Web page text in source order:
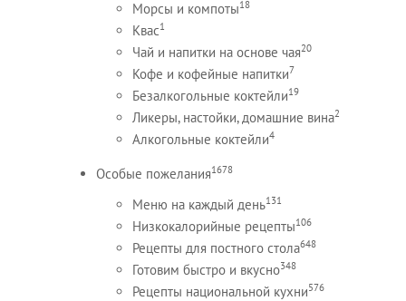
Морсы и компоты18
Квас1
Чай и напитки на основе чая20
Кофе и кофейные напитки7
Безалкогольные коктейли19
Ликеры, настойки, домашние вина2
Алкогольные коктейли4
Особые пожелания1678
Меню на каждый день131
Низкокалорийные рецепты106
Рецепты для постного стола648
Готовим быстро и вкусно348
Рецепты национальной кухни576